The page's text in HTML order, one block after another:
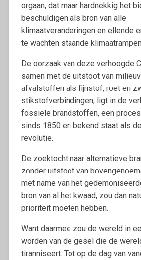
orgaan, dat maar hardnekkig het
beschuldigen als bron van alle
klimaatveranderingen en ellende
te wachten staande
De oorzaak van deze verhoogde
samen met de uitstoot van
afvalstoffen als fijnstof, roet en
stikstofverbindingen, ligt in de
fossiele brandstoffen, een
sinds 1850 en bekend staat als
revolutie.
De zoektocht naar alternatieve
zonder uitstoot van
met name van het
bron van al het kwaad, zou dan
prioriteit moeten hebben.
Want daarmee zou de wereld in
worden van de gesel die de
tiranniseert. Tot op de dag van